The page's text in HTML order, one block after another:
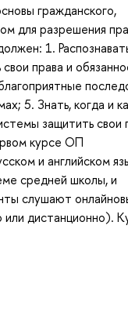
гражданского,
для разрешения
1.
права и
5. Знать, когда и
защитить свои
курсе ОП
и английском
средней школы, и
слушают
дистанционно).